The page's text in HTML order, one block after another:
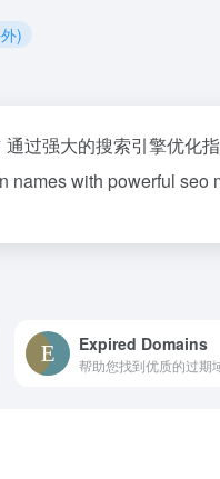
)
过强大的搜索引擎优化
names with powerful seo
Expired Domains